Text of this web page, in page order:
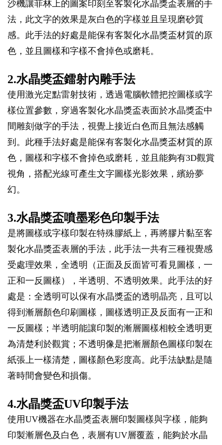
沙機讓菲林上的圖案印刻至客製化水晶獎盃表層的手
法，此文字的效果是灰白色的字樣並且呈現磨砂質
感。此手法的好處是能保有客製化水晶獎盃材質的原
色，並且圖樣和字樣不會掉色或磨耗。
2.水晶獎盃鐳射內雕手法
使用激光定點雷射技術，透過電腦軟體把控圖樣或字
樣位置參數，穿過客製化水晶獎盃表面於水晶獎盃中
間雕刻做字的手法，視覺上接近白色而且無法感觸
到。此種手法好處是能保有客製化水晶獎盃材質的原
色，圖樣和字樣不會掉色或磨耗，並且能夠有3D觀賞
視角，搭配光線可產生文字圖樣光影效果，繽紛夢
幻。
3.水晶獎盃噴墨彩色印製手法
是將圖樣或字樣印製在特殊膠紙上，再將膠片黏至客
製化水晶獎盃表層的手法，此手法一共有三種視覺感
受處理效果，全透明（正面及反面皆可看見圖樣，一
正和一反圖樣），半透明、不透明效果。此手法的好
處是：全透明可以保有水晶獎盃的透明晶亮，且可以
得到漸層顏色印刷圖樣，圖樣透明正及反面有一正和
一反圖樣；半透明能讓印製的漸層圖樣相較全透明更
為清楚利於觀賞；不透明像是把漸層顏色圖樣印製在
紙張上一樣清楚，圖樣顏色彩度高。此手法缺點是隨
著時間會變色和損傷。
4.水晶獎盃UV印製手法
使用UV機器在水晶獎盃表層印製圖樣與字樣，能夠
印製漸層色及白色，表層有UV層覆蓋，能夠於水晶